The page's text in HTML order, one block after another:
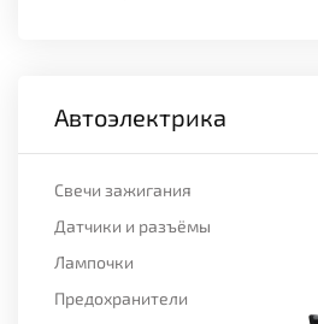
Автоэлектрика
Свечи зажигания
Датчики и разъёмы
Лампочки
Предохранители